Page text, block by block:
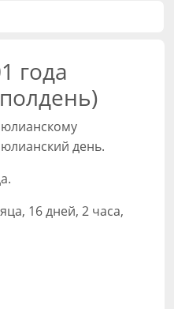
года
юлианскому
день.
16 дней, 2 часа,